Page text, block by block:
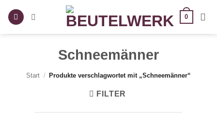
Inhalt
0
Schneemänner
Start / Produkte verschlagwortet mit „Schneemänner“
FILTER